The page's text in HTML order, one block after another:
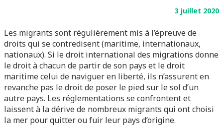
3 juillet 2020
Les migrants sont régulièrement mis à l’épreuve de
droits qui se contredisent (maritime, internationaux,
nationaux). Si le droit international des migrations donne
le droit à chacun de partir de son pays et le droit
maritime celui de naviguer en liberté, ils n’assurent en
revanche pas le droit de poser le pied sur le sol d’un
autre pays. Les réglementations se confrontent et
laissent à la dérive de nombreux migrants qui ont choisi
la mer pour quitter ou fuir leur pays d’origine.